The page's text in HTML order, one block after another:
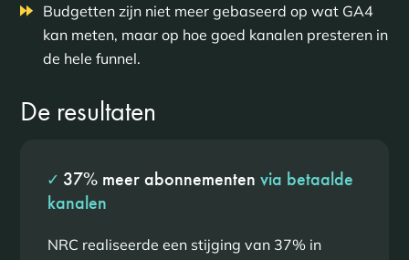
Budgetten zijn niet meer gebaseerd op wat GA4
kan meten, maar op hoe goed kanalen presteren in
de hele funnel.
De resultaten
✓ 37% meer abonnementen via betaalde
kanalen
NRC realiseerde een stijging van 37% in